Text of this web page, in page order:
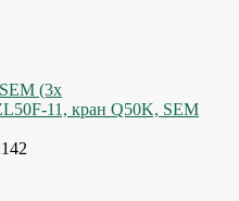
(3х
11, кран Q50K, SEM